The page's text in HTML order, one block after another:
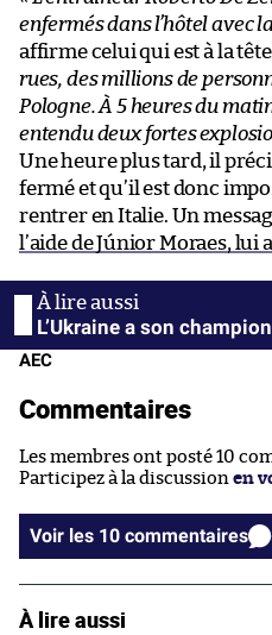
enfermés dans l’hôtel avec
affirme celui qui est à la
rues, des millions de
Pologne. À 5 heures du
entendu deux fortes
Une heure plus tard, il
fermé et qu’il est donc
rentrer en Italie. Un
l’aide de Júnior Moraes,
L’Ukraine a son champion
AEC
Commentaires
Les membres ont posté 10
Participez à la discussion en
Voir les 10 commentaires
À lire aussi